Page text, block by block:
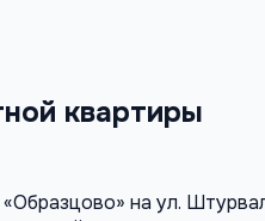
квартиры
на ул.